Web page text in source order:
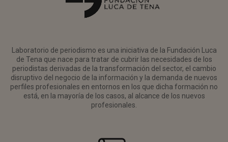
Laboratorio de periodismo es una iniciativa de la Fundación Luca
de Tena que nace para tratar de cubrir las necesidades de los
periodistas derivadas de la transformación del sector, el cambio
disruptivo del negocio de la información y la demanda de nuevos
perfiles profesionales en entornos en los que dicha formación no
está, en la mayoría de los casos, al alcance de los nuevos
profesionales.